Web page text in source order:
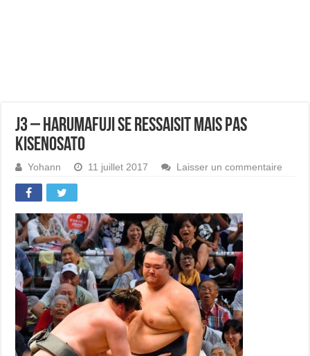
J3 – Harumafuji se ressaisit mais pas
Kisenosato
Yohann 11 juillet 2017 Laisser un commentaire